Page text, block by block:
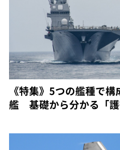
《特集》5つの艦種で
艦 基礎から分かる「